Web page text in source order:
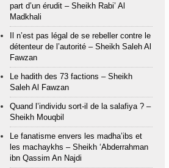
part d’un érudit – Sheikh Rabi’ Al
Madkhali
Il n’est pas légal de se rebeller contre le
détenteur de l’autorité – Sheikh Saleh Al
Fawzan
Le hadith des 73 factions – Sheikh
Saleh Al Fawzan
Quand l’individu sort-il de la salafiya ? –
Sheikh Mouqbil
Le fanatisme envers les madha’ibs et
les machaykhs – Sheikh ‘Abderrahman
ibn Qassim An Najdi